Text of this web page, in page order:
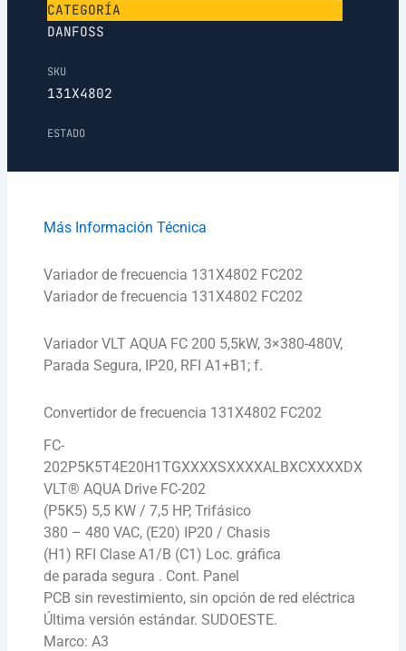
CATEGORÍA
DANFOSS
SKU
131X4802
ESTADO
Más Información Técnica
Variador de frecuencia 131X4802 FC202
Variador de frecuencia 131X4802 FC202
Variador VLT AQUA FC 200 5,5kW, 3×380-480V,
Parada Segura, IP20, RFI A1+B1; f.
Convertidor de frecuencia 131X4802 FC202
FC-
202P5K5T4E20H1TGXXXXSXXXXALBXCXXXXDX
VLT® AQUA Drive FC-202
(P5K5) 5,5 KW / 7,5 HP, Trifásico
380 – 480 VAC, (E20) IP20 / Chasis
(H1) RFI Clase A1/B (C1) Loc. gráfica
de parada segura . Cont. Panel
PCB sin revestimiento, sin opción de red eléctrica
Última versión estándar. SUDOESTE.
Marco: A3